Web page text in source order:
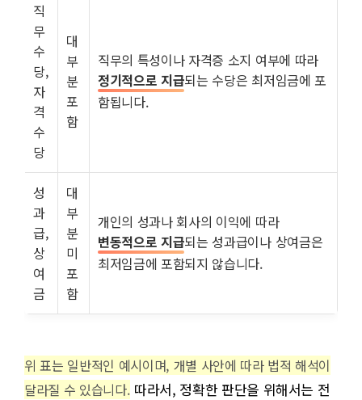
직
무
수
당,
자
격
수
당
대
부
분
포
함
직무의 특성이나 자격증 소지 여부에 따라
정기적으로 지급되는 수당은 최저임금에 포
함됩니다.
성
과
급,
상
여
금
대
부
분
미
포
함
개인의 성과나 회사의 이익에 따라
변동적으로 지급되는 성과급이나 상여금은
최저임금에 포함되지 않습니다.
위 표는 일반적인 예시이며, 개별 사안에 따라 법적 해석이
달라질 수 있습니다. 따라서, 정확한 판단을 위해서는 전